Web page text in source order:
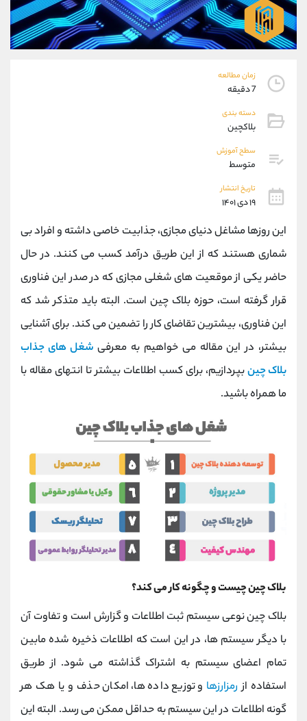
زمان مطالعه
7 دقیقه
دسته بندی
بلاکچین
سطح آموزش
متوسط
تاریخ انتشار
۱۹ دی ۱۴۰۱
این روزها مشاغل دنیای مجازی، جذابیت خاصی داشته و افراد بی
شماری هستند که از این طریق درآمد کسب می کنند. در حال
حاضر یکی از موقعیت های شغلی مجازی که در صدر این فناوری
قرار گرفته است، حوزه بلاک چین است. البته باید متذکر شد که
این فناوری، بیشترین تقاضای کار را تضمین می کند. برای آشنایی
بیشتر، در این مقاله می خواهیم به معرفی شغل های جذاب
بلاک چینبپردازیم، برای کسب اطلاعات بیشتر تا انتهای مقاله با
ما همراه باشید.
بلاک چین چیست و چگونه کار می کند؟
بلاک چین نوعی سیستم ثبت اطلاعات و گزارش است و تفاوت آن
با دیگر سیستم ها، در این است که اطلاعات ذخیره شده مابین
تمام اعضای سیستم به اشتراک گذاشته می شود. از طریق
استفاده از رمزارزها و توزیع داده ها، امکان حذف و یا هک هر
گونه اطلاعات در این سیستم به حداقل ممکن می رسد. البته این
09304891085
واتساپ شروع گفتگو
تلگرام @Armteam_admin_103
پشتیبان فروش
موبایل
واتساپ
داخلی
اطلاعات تماس
021-22021030
بدون پیش شماره 90001030
اینستاگرام @alireza.mehrabii
کانال تلگرام @alirezamehrabi_com